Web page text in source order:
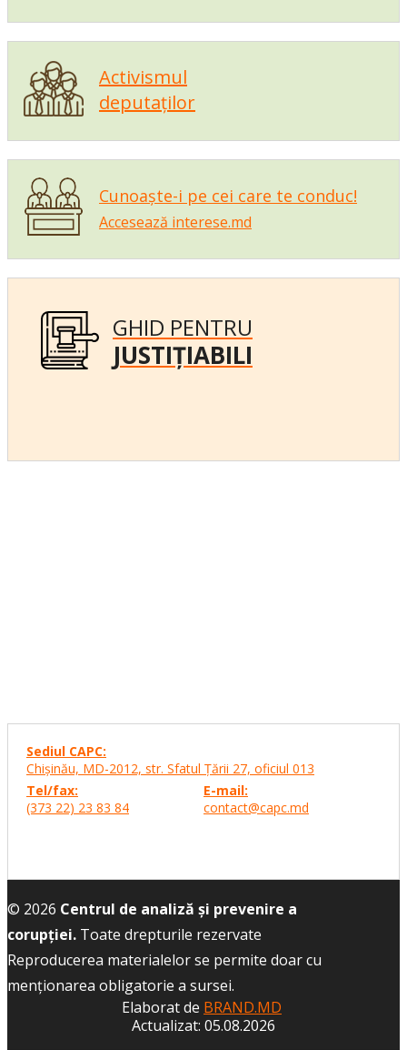
Activismul
deputaților
Cunoaște-i pe cei care te conduc!
Accesează interese.md
GHID PENTRU
JUSTIȚIABILI
Sediul CAPC:
Chişinău, MD-2012, str. Sfatul Ţării 27, oficiul 013
Tel/fax:
(373 22) 23 83 84
E-mail:
contact@capc.md
© 2026 Centrul de analiză și prevenire a
corupției. Toate drepturile rezervate
Reproducerea materialelor se permite doar cu
menţionarea obligatorie a sursei.
Elaborat de BRAND.MD
Actualizat: 05.08.2026